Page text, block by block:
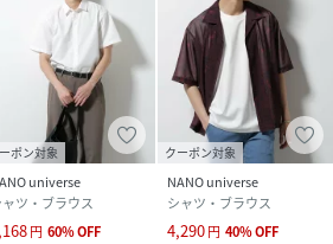
ポン対象
universe
ャツ・ブラウス
円 60%OFF
クーポン対象
NANO universe
シャツ・ブラウス
4,290円 40%OFF